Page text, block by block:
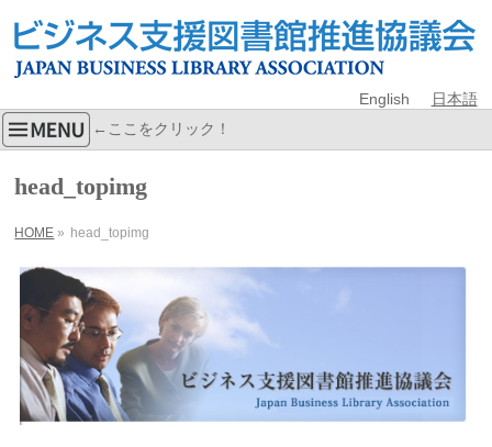
English 日本語
←ここをクリック！
head_topimg
HOME » head_topimg